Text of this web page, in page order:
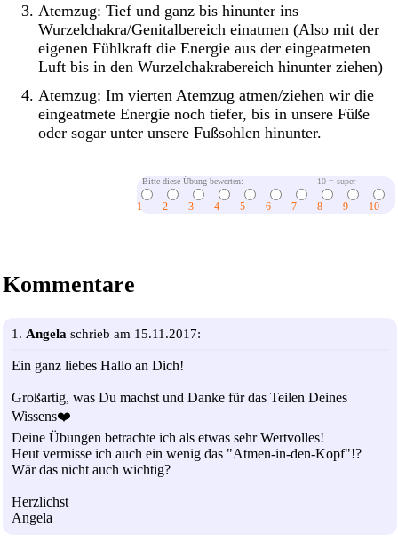
Atemzug: Tief und ganz bis hinunter ins
Wurzelchakra/Genitalbereich einatmen (Also mit der
eigenen Fühlkraft die Energie aus der eingeatmeten
Luft bis in den Wurzelchakrabereich hinunter ziehen)
Atemzug: Im vierten Atemzug atmen/ziehen wir die
eingeatmete Energie noch tiefer, bis in unsere Füße
oder sogar unter unsere Fußsohlen hinunter.
Bitte diese Übung bewerten: 10 = super
1 2 3 4 5 6 7 8 9 10
Kommentare
1. Angela schrieb am 15.11.2017:
Ein ganz liebes Hallo an Dich!
Großartig, was Du machst und Danke für das Teilen Deines
Wissens❤️
Deine Übungen betrachte ich als etwas sehr Wertvolles!
Heut vermisse ich auch ein wenig das "Atmen-in-den-Kopf"!?
Wär das nicht auch wichtig?
Herzlichst
Angela